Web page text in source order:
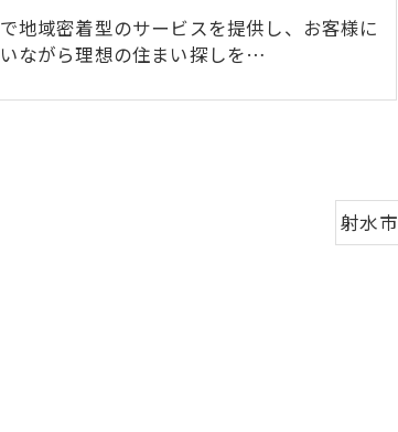
地域密着型のサービスを提供し、お客様に
ながら理想の住まい探しを…
射水市